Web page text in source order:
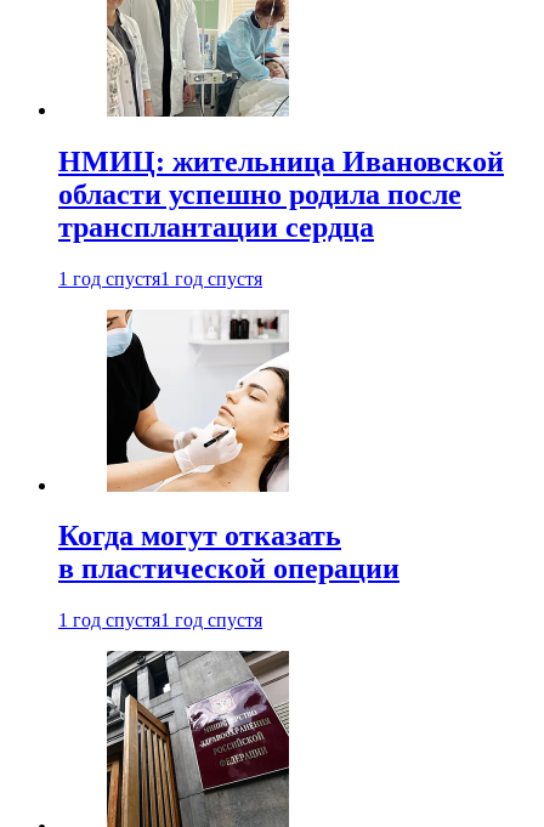
НМИЦ: жительница Ивановской
области успешно родила после
трансплантации сердца
1 год спустя1 год спустя
Когда могут отказать
в пластической операции
1 год спустя1 год спустя